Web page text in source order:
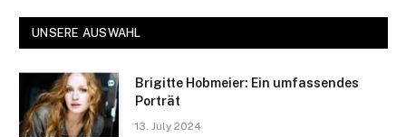
UNSERE AUSWAHL
Brigitte Hobmeier: Ein umfassendes
Porträt
13. July 2024